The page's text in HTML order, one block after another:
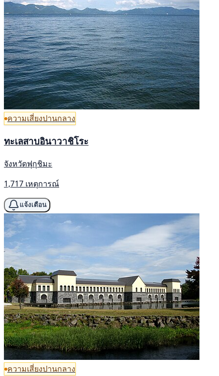
ความเสี่ยงปานกลาง
ทะเลสาบอินาวาชิโระ
จังหวัดฟุกุชิมะ
1,717 เหตุการณ์
แจ้งเตือน
ความเสี่ยงปานกลาง